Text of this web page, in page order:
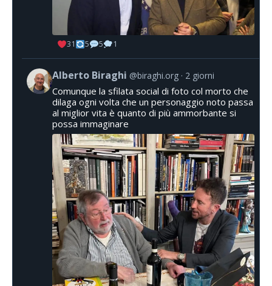
31 5 5 1
Alberto Biraghi @biraghi.org 2 giorni
Comunque la sfilata social di foto col morto che
dilaga ogni volta che un personaggio noto passa
al miglior vita è quanto di più ammorbante si
possa immaginare